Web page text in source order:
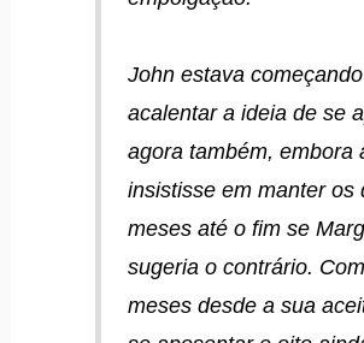
John estava
acalentar a ideia de se
agora também, embora
insistisse em manter os
meses até o fim se
sugeria o contrário.
meses desde a sua